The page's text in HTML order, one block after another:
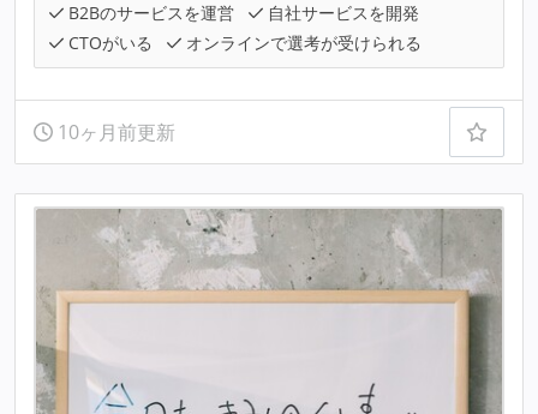
B2Bのサービスを運営
自社サービスを開発
CTOがいる
オンラインで選考が受けられる
10ヶ月前更新